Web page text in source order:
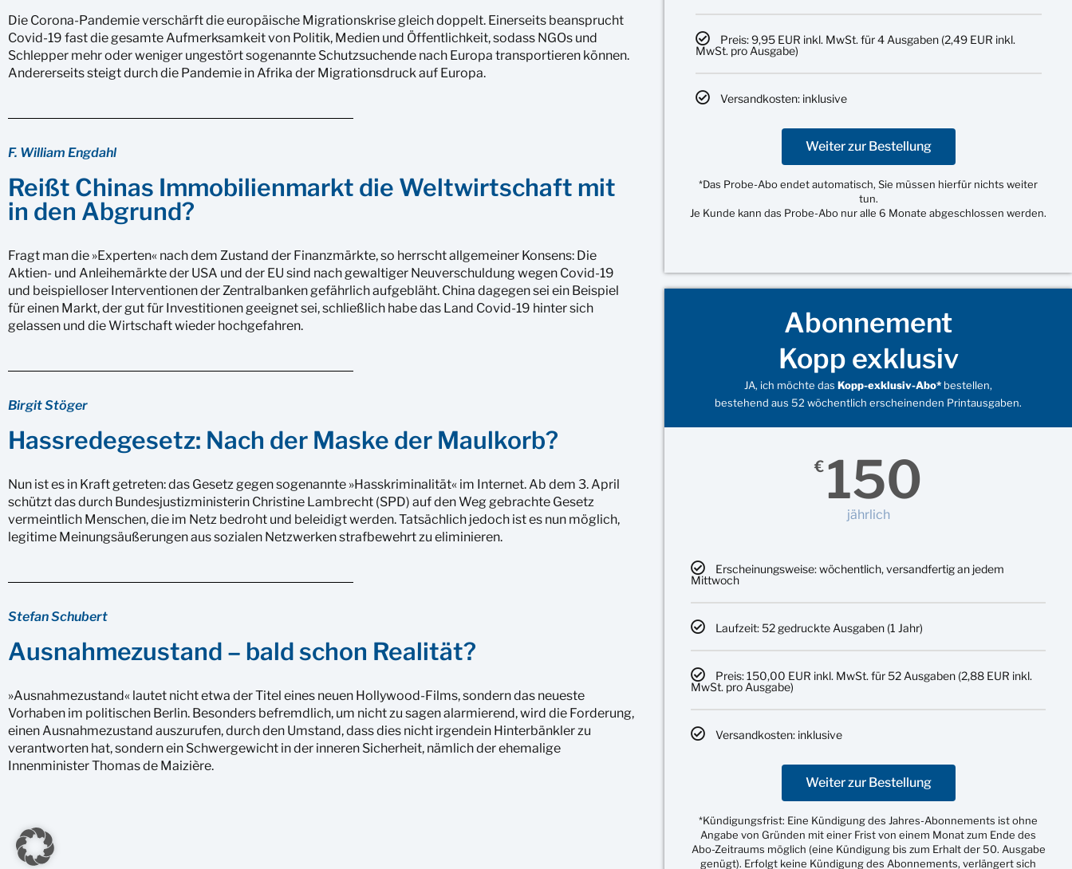
Die Corona-Pandemie verschärft die europäische Migrationskrise gleich doppelt. Einerseits beansprucht
Covid-19 fast die gesamte Aufmerksamkeit von Politik, Medien und Öffentlichkeit, sodass NGOs und
Schlepper mehr oder weniger ungestört sogenannte Schutzsuchende nach Europa transportieren können.
Andererseits steigt durch die Pandemie in Afrika der Migrationsdruck auf Europa.
F. William Engdahl
Reißt Chinas Immobilienmarkt die Weltwirtschaft mit
in den Abgrund?
Fragt man die »Experten« nach dem Zustand der Finanzmärkte, so herrscht allgemeiner Konsens: Die
Aktien- und Anleihemärkte der USA und der EU sind nach gewaltiger Neuverschuldung wegen Covid-19
und beispielloser Interventionen der Zentralbanken gefährlich aufgebläht. China dagegen sei ein Beispiel
für einen Markt, der gut für Investitionen geeignet sei, schließlich habe das Land Covid-19 hinter sich
gelassen und die Wirtschaft wieder hochgefahren.
Birgit Stöger
Hassredegesetz: Nach der Maske der Maulkorb?
Nun ist es in Kraft getreten: das Gesetz gegen sogenannte »Hasskriminalität« im Internet. Ab dem 3. April
schützt das durch Bundesjustizministerin Christine Lambrecht (SPD) auf den Weg gebrachte Gesetz
vermeintlich Menschen, die im Netz bedroht und beleidigt werden. Tatsächlich jedoch ist es nun möglich,
legitime Meinungsäußerungen aus sozialen Netzwerken strafbewehrt zu eliminieren.
Stefan Schubert
Ausnahmezustand – bald schon Realität?
»Ausnahmezustand« lautet nicht etwa der Titel eines neuen Hollywood-Films, sondern das neueste
Vorhaben im politischen Berlin. Besonders befremdlich, um nicht zu sagen alarmierend, wird die Forderung,
einen Ausnahmezustand auszurufen, durch den Umstand, dass dies nicht irgendein Hinterbänkler zu
verantworten hat, sondern ein Schwergewicht in der inneren Sicherheit, nämlich der ehemalige
Innenminister Thomas de Maizière.
Preis: 9,95 EUR inkl. MwSt. für 4 Ausgaben (2,49 EUR inkl.
MwSt. pro Ausgabe)
Versandkosten: inklusive
Weiter zur Bestellung
*Das Probe-Abo endet automatisch, Sie müssen hierfür nichts weiter
tun.
Je Kunde kann das Probe-Abo nur alle 6 Monate abgeschlossen werden.
Abonnement
Kopp exklusiv
JA, ich möchte dasKopp-exklusiv-Abo* bestellen,
bestehend aus 52 wöchentlich erscheinenden Printausgaben.
€ 150
jährlich
Erscheinungsweise: wöchentlich, versandfertig an jedem
Mittwoch
Laufzeit: 52 gedruckte Ausgaben (1 Jahr)
Preis: 150,00 EUR inkl. MwSt. für 52 Ausgaben (2,88 EUR inkl.
MwSt. pro Ausgabe)
Versandkosten: inklusive
Weiter zur Bestellung
*Kündigungsfrist: Eine Kündigung des Jahres-Abonnements ist ohne
Angabe von Gründen mit einer Frist von einem Monat zum Ende des
Abo-Zeitraums möglich (eine Kündigung bis zum Erhalt der 50. Ausgabe
genügt). Erfolgt keine Kündigung des Abonnements, verlängert sich